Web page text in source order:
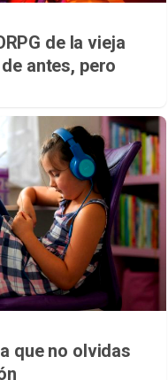
de la vieja
antes, pero
que no olvidas